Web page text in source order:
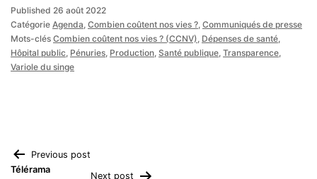
Published 26 août 2022
Catégorie Agenda, Combien coûtent nos vies ?, Communiqués de presse
Mots-clés Combien coûtent nos vies ? (CCNV), Dépenses de santé,
Hôpital public, Pénuries, Production, Santé publique, Transparence,
Variole du singe
Navigation
Previous post
Télérama
Next post